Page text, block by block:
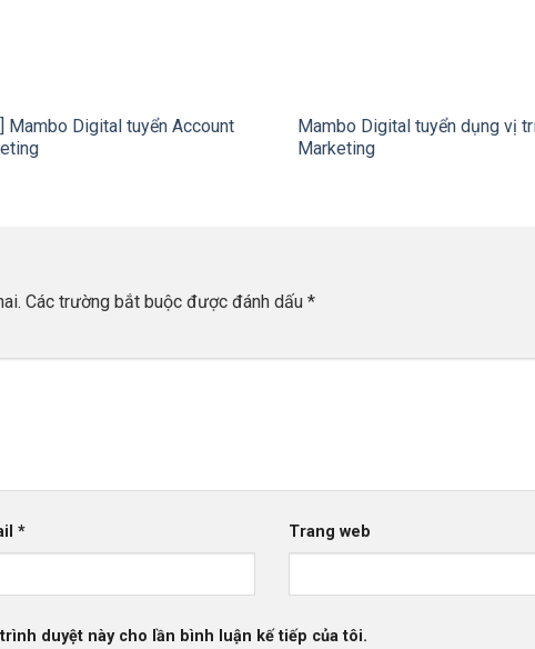
Mambo Digital tuyển Account
Mambo Digital tuyển dụng vị
Marketing
Các trường bắt buộc được đánh dấu *
* Trang web
duyệt này cho lần bình luận kế tiếp của tôi.